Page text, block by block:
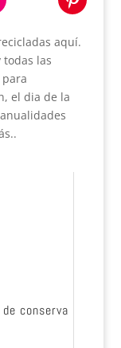
aquí.
las
el dia de la
conserva